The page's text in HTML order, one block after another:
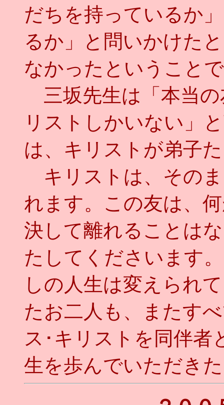
だちを持っているか
るか」と問いかけた
なかったということ
三坂先生は「本当
リストしかいない」
は、キリストが弟子
キリストは、その
れます。この友は、
決して離れることは
たしてくださいます
しの人生は変えられ
たお二人も、またす
ス･キリストを同伴者
生を歩んでいただき